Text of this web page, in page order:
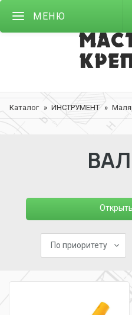
МЕНЮ
Каталог ИНСТРУМЕНТ
По приоритету